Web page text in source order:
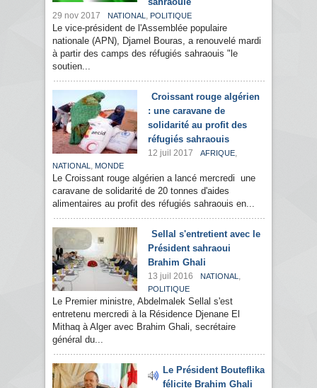
29 nov 2017 NATIONAL , POLITIQUE
Le vice-président de l'Assemblée populaire
nationale (APN), Djamel Bouras, a renouvelé mardi
à partir des camps des réfugiés sahraouis "le
soutien...
Croissant rouge algérien
: une caravane de
solidarité au profit des
réfugiés sahraouis
12 juil 2017 AFRIQUE,
NATIONAL , MONDE
Le Croissant rouge algérien a lancé mercredi une
caravane de solidarité de 20 tonnes d'aides
alimentaires au profit des réfugiés sahraouis en...
Sellal s'entretient avec le
Président sahraoui
Brahim Ghali
13 juil 2016 NATIONAL ,
POLITIQUE
Le Premier ministre, Abdelmalek Sellal s'est
entretenu mercredi à la Résidence Djenane El
Mithaq à Alger avec Brahim Ghali, secrétaire
général du...
Le Président Bouteflika
félicite Brahim Ghali